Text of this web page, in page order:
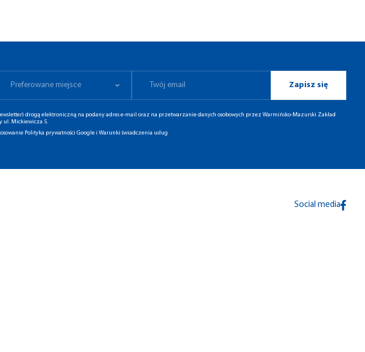
Preferowane miejsce
Zapisz się
drogą elektroniczną na podany adres e-mail oraz na przetwarzanie danych osobowych przez Warmińsko-Mazurski Zakład
ul. Mickiewicza 5.
Polityka prywatności Googlei Warunki świadczenia usług
Social media